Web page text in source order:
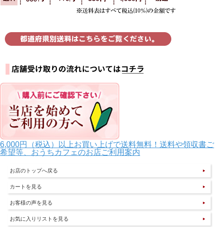
6,000円（税込）以上お買い上げで送料無料！送料や領収書ご
希望等、おうちカフェのお店ご利用案内
お店のトップへ戻る
カートを見る
お客様の声を見る
お気に入りリストを見る